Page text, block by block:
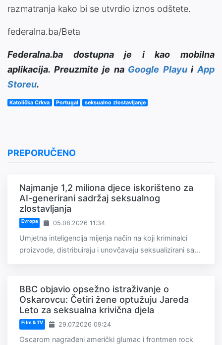
razmatranja kako bi se utvrdio iznos odštete.
federalna.ba/Beta
Federalna.ba dostupna je i kao mobilna
aplikacija. Preuzmite je na Google PlayuiApp
Storeu.
Katolička Crkva Portugal seksualno zlostavljanje
PREPORUČENO
Najmanje 1,2 miliona djece iskorišteno za
AI-generirani sadržaj seksualnog
zlostavljanja
Evropa 05.08.2026 11:34
Umjetna inteligencija mijenja način na koji kriminalci
proizvode, distribuiraju i unovčavaju seksualizirani sa...
BBC objavio opsežno istraživanje o
Oskarovcu: Četiri žene optužuju Jareda
Leto za seksualna krivična djela
Film & TV 29.07.2026 09:24
Oscarom nagrađeni američki glumac i frontmen rock